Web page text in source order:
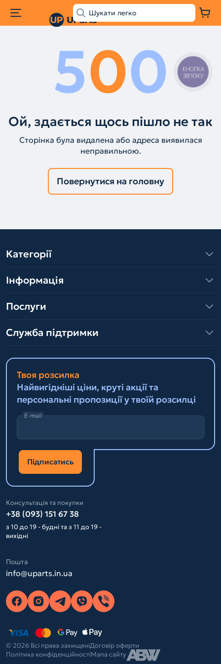
500
Ой, здається щось пішло не так
Сторінка була видалена або адреса виявилася
неправильною.
Повернутися на головну
Категорії
Інформація
Послуги
Служба підтримки
Твоя розсилка
Найвигідніші ціни, круті акції та
персональні пропозиції у твоїй розсилці
E-mail
Підписатись
Консультація та покупки
+38 (093) 151 67 38
з 10 до 19 - будні та з 11 до 19 -
вихідні
Пошта
info@uparts.in.ua
© 2026 Всі права захищеніДоговір оферти
Політика конфіденційностіМапа сайту
КНОПКА
ЗВ'ЯЗКУ